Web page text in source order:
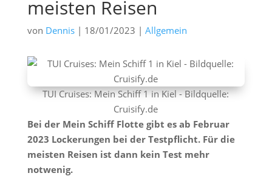
meisten Reisen
von Dennis| 18/01/2023 | Allgemein
TUI Cruises: Mein Schiff 1 in Kiel - Bildquelle:
Cruisify.de
Bei der Mein Schiff Flotte gibt es ab Februar
2023 Lockerungen bei der Testpflicht. Für die
meisten Reisen ist dann kein Test mehr
notwenig.